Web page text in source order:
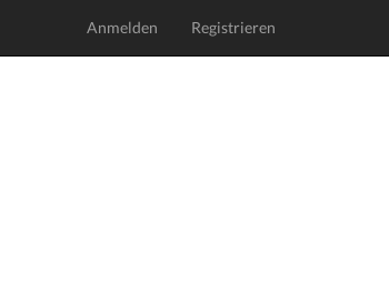
Anmelden Registrieren